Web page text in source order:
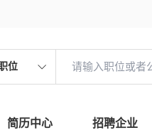
位
简历中心 招聘企业